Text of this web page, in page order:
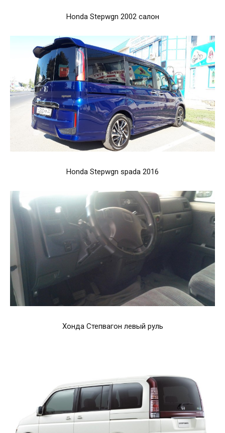
Honda Stepwgn 2002 салон
Honda Stepwgn spada 2016
Хонда Степвагон левый руль